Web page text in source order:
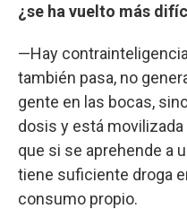
¿se ha vuelto más
—Hay
también pasa, no
gente en las bocas,
dosis y está movilizada
que si se aprehende a
tiene suficiente droga
consumo propio.